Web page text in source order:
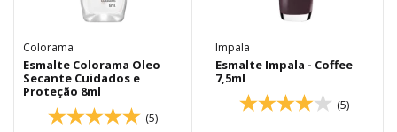
Colorama
Esmalte Colorama Oleo
Secante Cuidados e
Proteção 8ml
(5)
Impala
Esmalte Impala - Coffee
7,5ml
(5)